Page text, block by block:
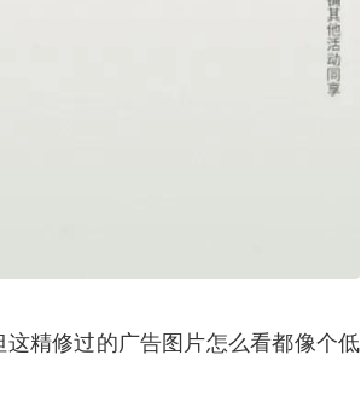
精修过的广告图片怎么看都像个低